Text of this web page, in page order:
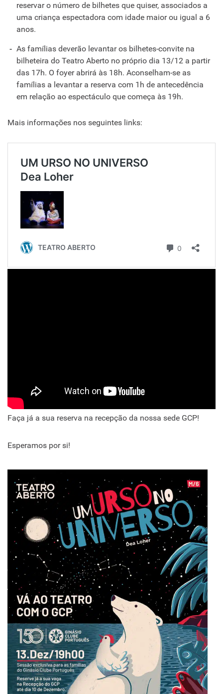
reservar o número de bilhetes que quiser, associados a
uma criança espectadora com idade maior ou igual a 6
anos.
As famílias deverão levantar os bilhetes-convite na
bilheteira do Teatro Aberto no próprio dia 13/12 a partir
das 17h. O foyer abrirá às 18h. Aconselham-se as
famílias a levantar a reserva com 1h de antecedência
em relação ao espectáculo que começa às 19h.
Mais informações nos seguintes links:
Faça já a sua reserva na recepção da nossa sede GCP!
Esperamos por si!